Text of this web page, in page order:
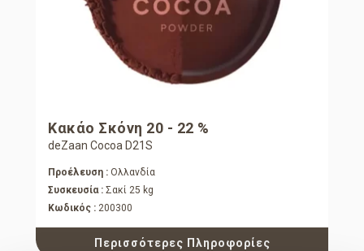
Κακάο Σκόνη 20 - 22 %
deZaan Cocoa D21S
Προέλευση : Ολλανδία
Συσκευσία : Σακί 25 kg
Κωδικός : 200300
Περισσότερες Πληροφορίες